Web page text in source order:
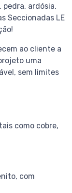
ardósia,
Seccionadas LE
ao cliente a
uma
sem limites
como cobre,
com